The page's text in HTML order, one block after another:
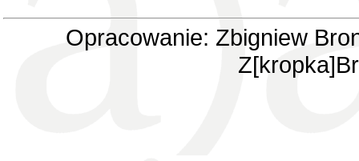
Opracowanie: Zbigniew